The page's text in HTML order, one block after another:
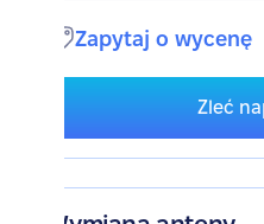
Zapytaj o wycenę
Zleć